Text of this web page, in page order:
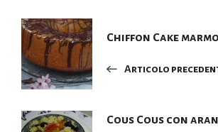
Navigazione
articoli
Chiffon Cake
Articolo
Cous Cous con